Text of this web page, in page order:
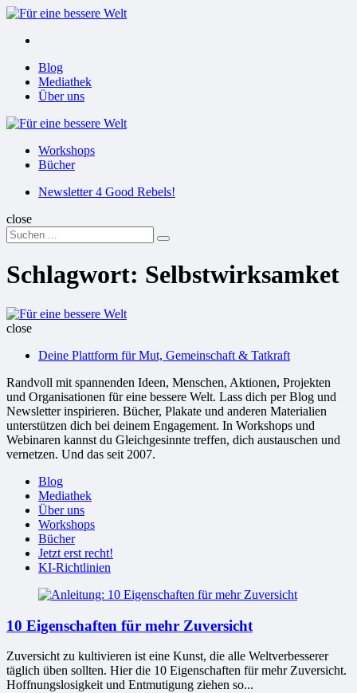
Menu
Menu
Blog
Mediathek
Über uns
Für
Workshops
Bücher
SuchenNewsletter 4 Good Rebels!
close
Search
for:
Suchen
Schlagwort: Selbstwirksamket
Für
Welt
close
Deine Plattform für Mut, Gemeinschaft & Tatkraft
Randvoll mit spannenden Ideen, Menschen, Aktionen, Projekten
und Organisationen für eine bessere Welt. Lass dich per Blog und
Newsletter inspirieren. Bücher, Plakate und anderen Materialien
unterstützen dich bei deinem Engagement. In Workshops und
Webinaren kannst du Gleichgesinnte treffen, dich austauschen und
vernetzen. Und das seit 2007.
Blog
Mediathek
Über uns
Workshops
Bücher
Jetzt erst recht!
KI-Richtlinien
10 Eigenschaften für mehr Zuversicht
Zuversicht zu kultivieren ist eine Kunst, die alle Weltverbesserer
täglich üben sollten. Hier die 10 Eigenschaften für mehr Zuversicht.
Hoffnungslosigkeit und Entmutigung ziehen so...